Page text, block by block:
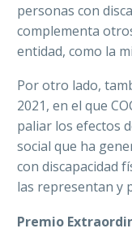
personas con
complementa
entidad, como la
Por otro lado,
2021, en el que
paliar los efectos
social que ha
con discapacidad
las representan y
Premio